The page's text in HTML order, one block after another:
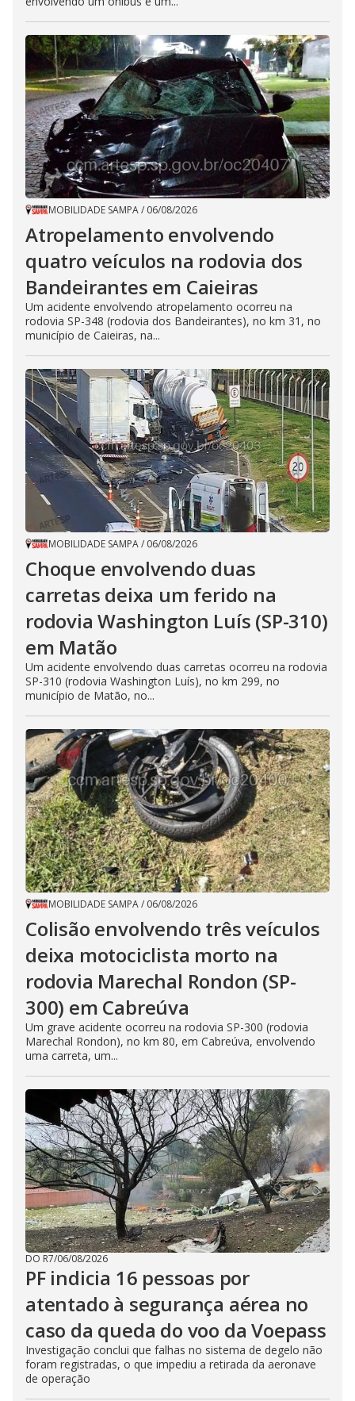
MOBILIDADE SAMPA/ 06/08/2026
Atropelamento envolvendo
quatro veículos na rodovia dos
Bandeirantes em Caieiras
Um acidente envolvendo atropelamento ocorreu na
rodovia SP-348 (rodovia dos Bandeirantes), no km 31, no
município de Caieiras, na...
MOBILIDADE SAMPA/ 06/08/2026
Choque envolvendo duas
carretas deixa um ferido na
rodovia Washington Luís (SP-310)
em Matão
Um acidente envolvendo duas carretas ocorreu na rodovia
SP-310 (rodovia Washington Luís), no km 299, no
município de Matão, no...
MOBILIDADE SAMPA/ 06/08/2026
Colisão envolvendo três veículos
deixa motociclista morto na
rodovia Marechal Rondon (SP-
300) em Cabreúva
Um grave acidente ocorreu na rodovia SP-300 (rodovia
Marechal Rondon), no km 80, em Cabreúva, envolvendo
uma carreta, um...
DO R7/06/08/2026
PF indicia 16 pessoas por
atentado à segurança aérea no
caso da queda do voo da Voepass
Investigação conclui que falhas no sistema de degelo não
foram registradas, o que impediu a retirada da aeronave
de operação